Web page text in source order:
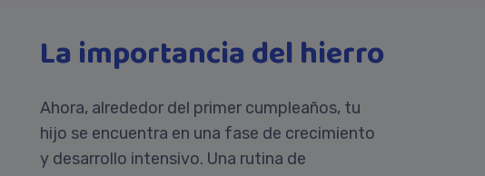
La importancia del hierro
Ahora, alrededor del primer cumpleaños, tu
hijo se encuentra en una fase de crecimiento
y desarrollo intensivo. Una rutina de